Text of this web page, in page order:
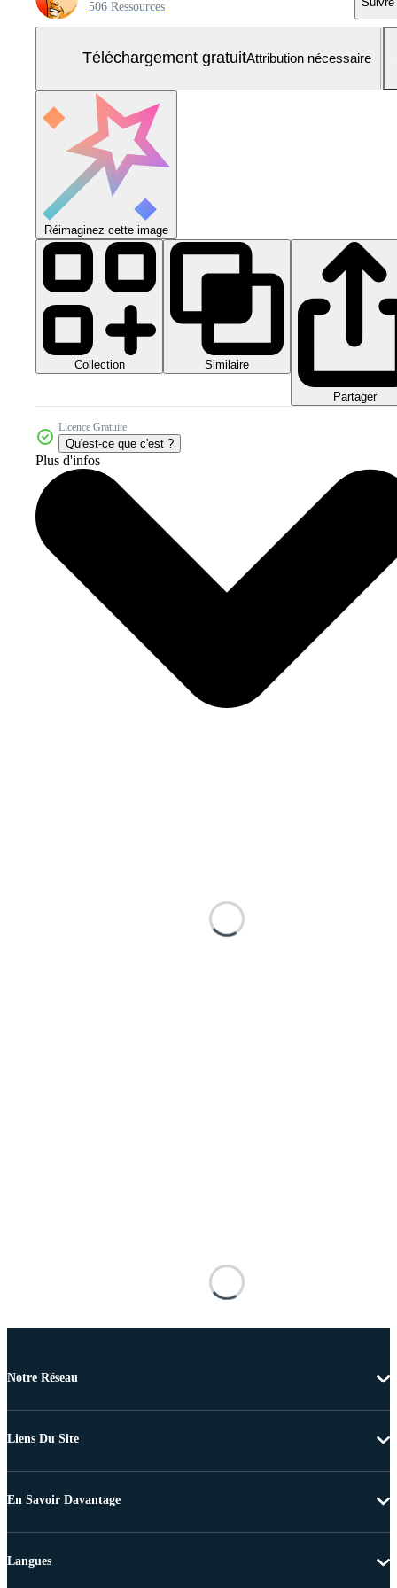
506 Ressources
Téléchargement gratuitAttribution nécessaire
Réimaginez cette image
Collection Similaire
Partager
Licence Gratuite
Qu'est-ce que c'est ?
Plus d'infos
Notre Réseau
Liens Du Site
En Savoir Davantage
Langues